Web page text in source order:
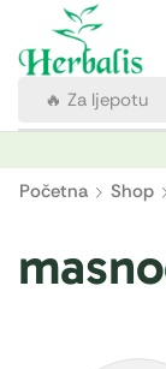
🔥 Za ljepotu
Početna Shop